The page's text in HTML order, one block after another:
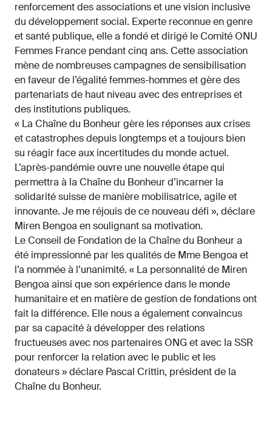
renforcement des associations et une vision inclusive
du développement social. Experte reconnue en genre
et santé publique, elle a fondé et dirigé le Comité ONU
Femmes France pendant cinq ans. Cette association
mène de nombreuses campagnes de sensibilisation
en faveur de l’égalité femmes-hommes et gère des
partenariats de haut niveau avec des entreprises et
des institutions publiques.
« La Chaîne du Bonheur gère les réponses aux crises
et catastrophes depuis longtemps et a toujours bien
su réagir face aux incertitudes du monde actuel.
L’après-pandémie ouvre une nouvelle étape qui
permettra à la Chaîne du Bonheur d’incarner la
solidarité suisse de manière mobilisatrice, agile et
innovante. Je me réjouis de ce nouveau défi », déclare
Miren Bengoa en soulignant sa motivation.
Le Conseil de Fondation de la Chaîne du Bonheur a
été impressionné par les qualités de Mme Bengoa et
l’a nommée à l’unanimité. « La personnalité de Miren
Bengoa ainsi que son expérience dans le monde
humanitaire et en matière de gestion de fondations ont
fait la différence. Elle nous a également convaincus
par sa capacité à développer des relations
fructueuses avec nos partenaires ONG et avec la SSR
pour renforcer la relation avec le public et les
donateurs » déclare Pascal Crittin, président de la
Chaîne du Bonheur.